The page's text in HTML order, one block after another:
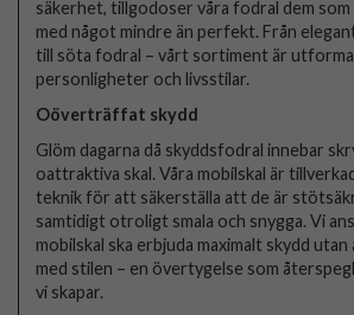
säkerhet, tillgodoser våra fodral dem
med något mindre än perfekt. Från
till söta fodral – vårt sortiment är
personligheter och livsstilar.
Oöverträffat skydd
Glöm dagarna då skyddsfodral innebar
oattraktiva skal. Våra mobilskal är
teknik för att säkerställa att de är
samtidigt otroligt smala och snygga. Vi
mobilskal ska erbjuda maximalt skydd
med stilen – en övertygelse som
vi skapar.